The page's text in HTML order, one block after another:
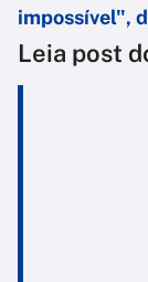
impossível",
Leia post